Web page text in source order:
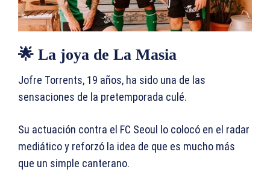
🌟 La joya de La Masia
Jofre Torrents, 19 años, ha sido una de las
sensaciones de la pretemporada culé.
Su actuación contra el FC Seoul lo colocó en el radar
mediático y reforzó la idea de que es mucho más
que un simple canterano.